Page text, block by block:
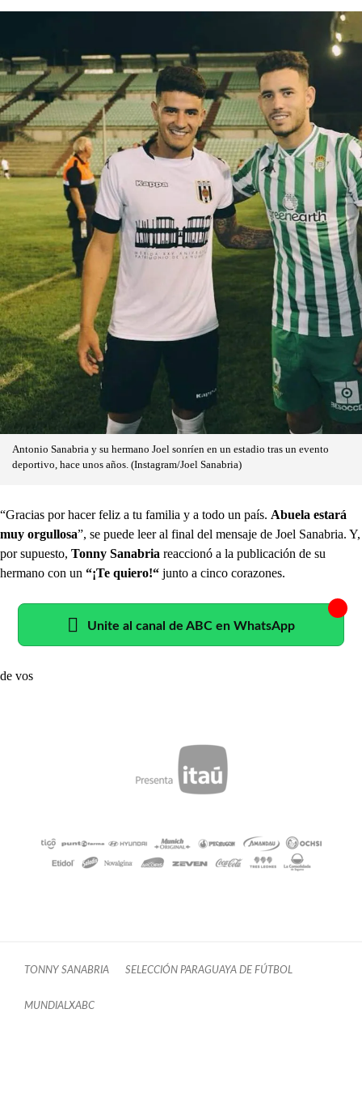
Antonio Sanabria y su hermano Joel sonríen en un estadio tras un evento
deportivo, hace unos años. (Instagram/Joel Sanabria)
“Gracias por hacer feliz a tu familia y a todo un país. Abuela estará
muy orgullosa”, se puede leer al final del mensaje de Joel Sanabria. Y,
por supuesto, Tonny Sanabria reaccionó a la publicación de su
hermano con un “¡Te quiero!“ junto a cinco corazones.
Unite al canal de ABC en WhatsApp
de vos
TONNY SANABRIA SELECCIÓN PARAGUAYA DE FÚTBOL
MUNDIALXABC